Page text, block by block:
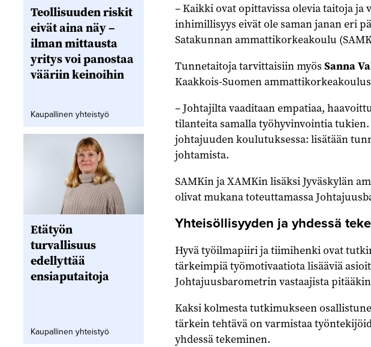
– Kaikki ovat opittavissa olevia taitoja ja
inhimillisyys eivät ole saman janan eri
Satakunnan ammattikorkeakoulu
Tunnetaitoja tarvittaisiin myös Sanna
Kaakkois-Suomen
– Johtajilta vaaditaan empatiaa,
tilanteita samalla työhyvinvointia
johtajuuden koulutuksessa: lisätään
johtamista.
SAMKin ja XAMKin lisäksi Jyväskylän
olivat mukana toteuttamassa
Yhteisöllisyyden ja yhdessä
Hyvä työilmapiiri ja tiimihenki ovat
tärkeimpiä työmotivaatiota lisääviä
Johtajuusbarometrin vastaajista
Kaksi kolmesta tutkimukseen
tärkein tehtävä on varmistaa
yhdessä tekeminen.
Teollisuuden riskit
eivät aina näy –
ilman mittausta
yritys voi panostaa
vääriin keinoihin
Kaupallinen yhteistyö
Etätyön
turvallisuus
edellyttää
ensiaputaitoja
Kaupallinen yhteistyö